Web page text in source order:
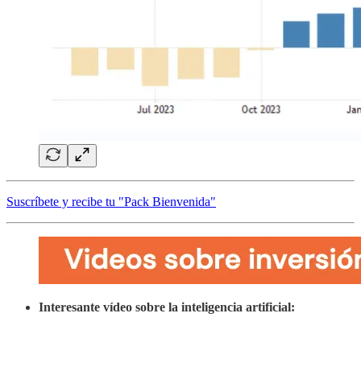
Suscríbete y recibe tu "Pack Bienvenida"
Interesante vídeo sobre la inteligencia artificial: